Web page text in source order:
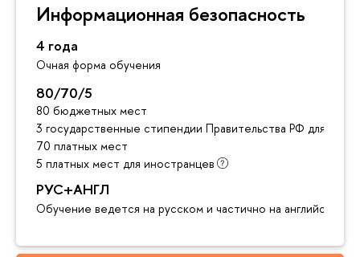
Информационная безопасность
4 года
Очная форма обучения
80/70/5
80 бюджетных мест
3 государственные стипендии Правительства РФ для
70 платных мест
5 платных мест для иностранцев
РУС+АНГЛ
Обучение ведется на русском и частично на английском